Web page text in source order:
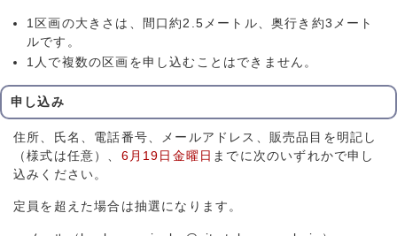
1区画の大きさは、間口約2.5メートル、奥行き約3メート
ルです。
1人で複数の区画を申し込むことはできません。
申し込み
住所、氏名、電話番号、メールアドレス、販売品目を明記し
（様式は任意）、 6月19日金曜日 までに次のいずれかで申し
込みください。
定員を超えた場合は抽選になります。